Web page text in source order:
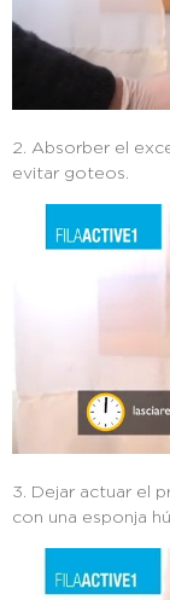
2. Absorber el
evitar goteos.
3. Dejar actuar el
con una esponja